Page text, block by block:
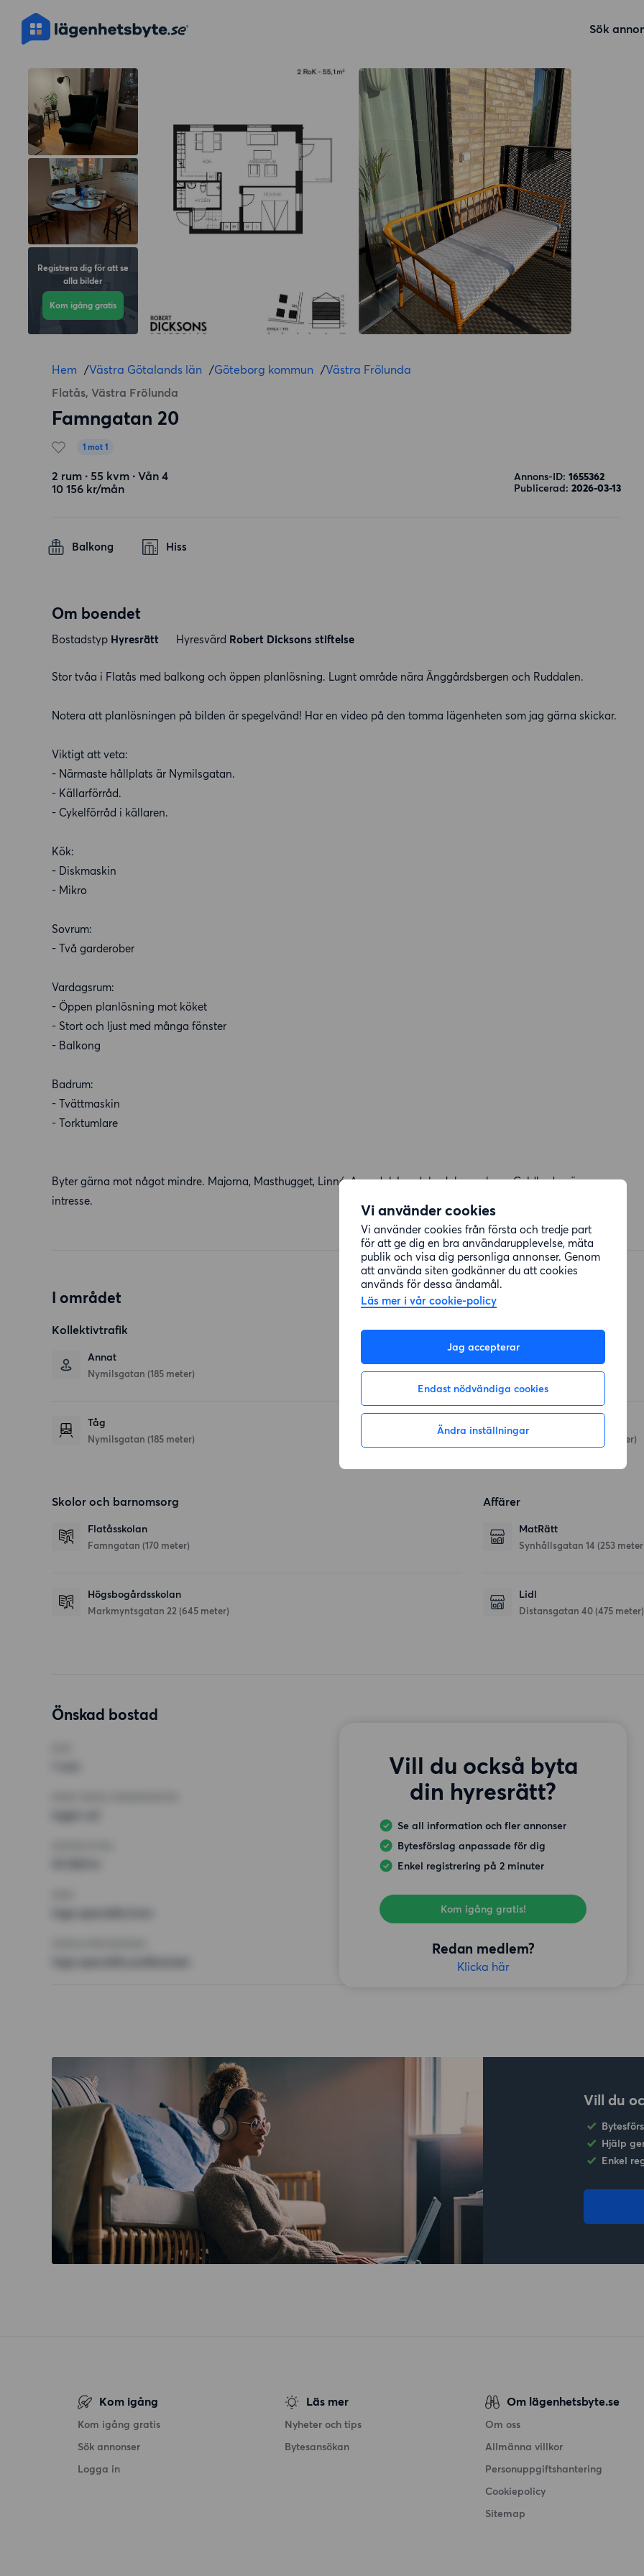
Vi använder cookies
Vi använder cookies från första och tredje part
för att ge dig en bra användarupplevelse, mäta
publik och visa dig personliga annonser. Genom
att använda siten godkänner du att cookies
används för dessa ändamål.
Läs mer i vår cookie-policy
Jag accepterar
Endast nödvändiga cookies
Ändra inställningar
Sök
Registrera dig för att se
alla bilder
Kom igång gratis
Hem /Västra Götalands län /Göteborg kommun /Västra Frölunda
Flatås, Västra Frölunda
Famngatan 20
1 mot 1
2 rum ∙ 55 kvm ∙ Vån 4
10 156 kr/mån
Annons-ID: 1655362
Publicerad: 2026-03-13
Balkong Hiss
Om boendet
Bostadstyp Hyresrätt Hyresvärd Robert Dicksons stiftelse
Stor tvåa i Flatås med balkong och öppen planlösning. Lugnt område nära Änggårdsbergen och Ruddalen.
Notera att planlösningen på bilden är spegelvänd! Har en video på den tomma lägenheten som jag gärna skickar.
Viktigt att veta:
- Närmaste hållplats är Nymilsgatan.
- Källarförråd.
- Cykelförråd i källaren.
Kök:
- Diskmaskin
- Mikro
Sovrum:
- Två garderober
Vardagsrum:
- Öppen planlösning mot köket
- Stort och ljust med många fönster
- Balkong
Badrum:
- Tvättmaskin
- Torktumlare
Byter gärna mot något mindre. Majorna, Masthugget, Linné, Annedal, Landala, Johanneberg, Guldheden är av
intresse.
I området
Kollektivtrafik
Annat
Nymilsgatan (185 meter)
Tåg
Nymilsgatan (185 meter)
Restauranger
Famngatan(87 meter)
(488 meter)
Skolor och barnomsorg
Flatåsskolan
Famngatan (170 meter)
Högsbogårdsskolan
Markmyntsgatan 22 (645 meter)
Affärer
MatRätt
Synhållsgatan 14 (253
Lidl
Distansgatan 40 (475 meter)
Önskad bostad
Vill du också byta
din hyresrätt?
Se all information och fler annonser
Bytesförslag anpassade för dig
Enkel registrering på 2 minuter
Kom igång gratis!
Redan medlem?
Klicka här
Vill du
Hjälp
Enkel
Kom igång
Kom igång gratis
Sök annonser
Logga in
Läs mer
Nyheter och tips
Bytesansökan
Om lägenhetsbyte.se
Om oss
Allmänna villkor
Personuppgiftshantering
Cookiepolicy
Sitemap